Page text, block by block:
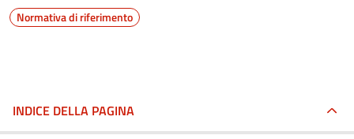
Normativa di riferimento
INDICE DELLA PAGINA